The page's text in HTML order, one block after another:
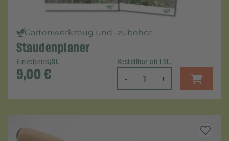
Gartenwerkzeug und -zubehör
Staudenplaner
Einzelpreis/St.
9,00€
Bestellbar ab 1 St.
- +